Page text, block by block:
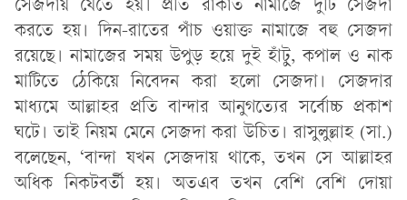
সেজদায় যেতে হয়। প্রতি রাকাত নামাজে দুটি সেজদা
করতে হয়। দিন-রাতের পাঁচ ওয়াক্ত নামাজে বহু সেজদা
রয়েছে। নামাজের সময় উপুড় হয়ে দুই হাঁটু, কপাল ও নাক
মাটিতে ঠেকিয়ে নিবেদন করা হলো সেজদা। সেজদার
মাধ্যমে আল্লাহর প্রতি বান্দার আনুগত্যের সর্বোচ্চ প্রকাশ
ঘটে। তাই নিয়ম মেনে সেজদা করা উচিত। রাসুলুল্লাহ (সা.)
বলেছেন, ‘বান্দা যখন সেজদায় থাকে, তখন সে আল্লাহর
অধিক নিকটবর্তী হয়। অতএব তখন বেশি বেশি দোয়া